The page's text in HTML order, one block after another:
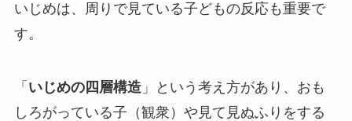
いじめは、周りで見ている子どもの反応も重要で
す。
「 いじめの四層構造」という考え方があり、おも
しろがっている子（観衆）や見て見ぬふりをする